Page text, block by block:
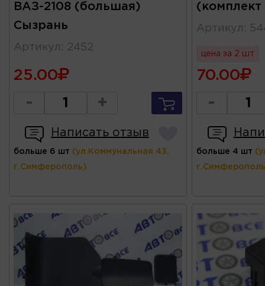
ВАЗ-2108 (большая)
Сызрань
Артикул : 2452
25.00
- +
Написать отзыв
больше 6 шт (ул.Коммунальная 43,
г.Симферополь)
Артикул :
цена за 2 шт
70.00
-
больше 4 шт